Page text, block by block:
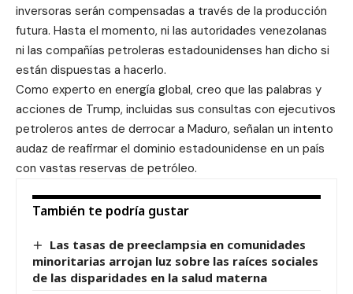
inversoras serán compensadas a través de la producción
futura. Hasta el momento, ni las autoridades venezolanas
ni las compañías petroleras estadounidenses han dicho si
están dispuestas a hacerlo.
Como experto en energía global, creo que las palabras y
acciones de Trump, incluidas sus consultas con ejecutivos
petroleros antes de derrocar a Maduro, señalan un intento
audaz de reafirmar el dominio estadounidense en un país
con vastas reservas de petróleo.
También te podría gustar
Las tasas de preeclampsia en comunidades
minoritarias arrojan luz sobre las raíces sociales
de las disparidades en la salud materna